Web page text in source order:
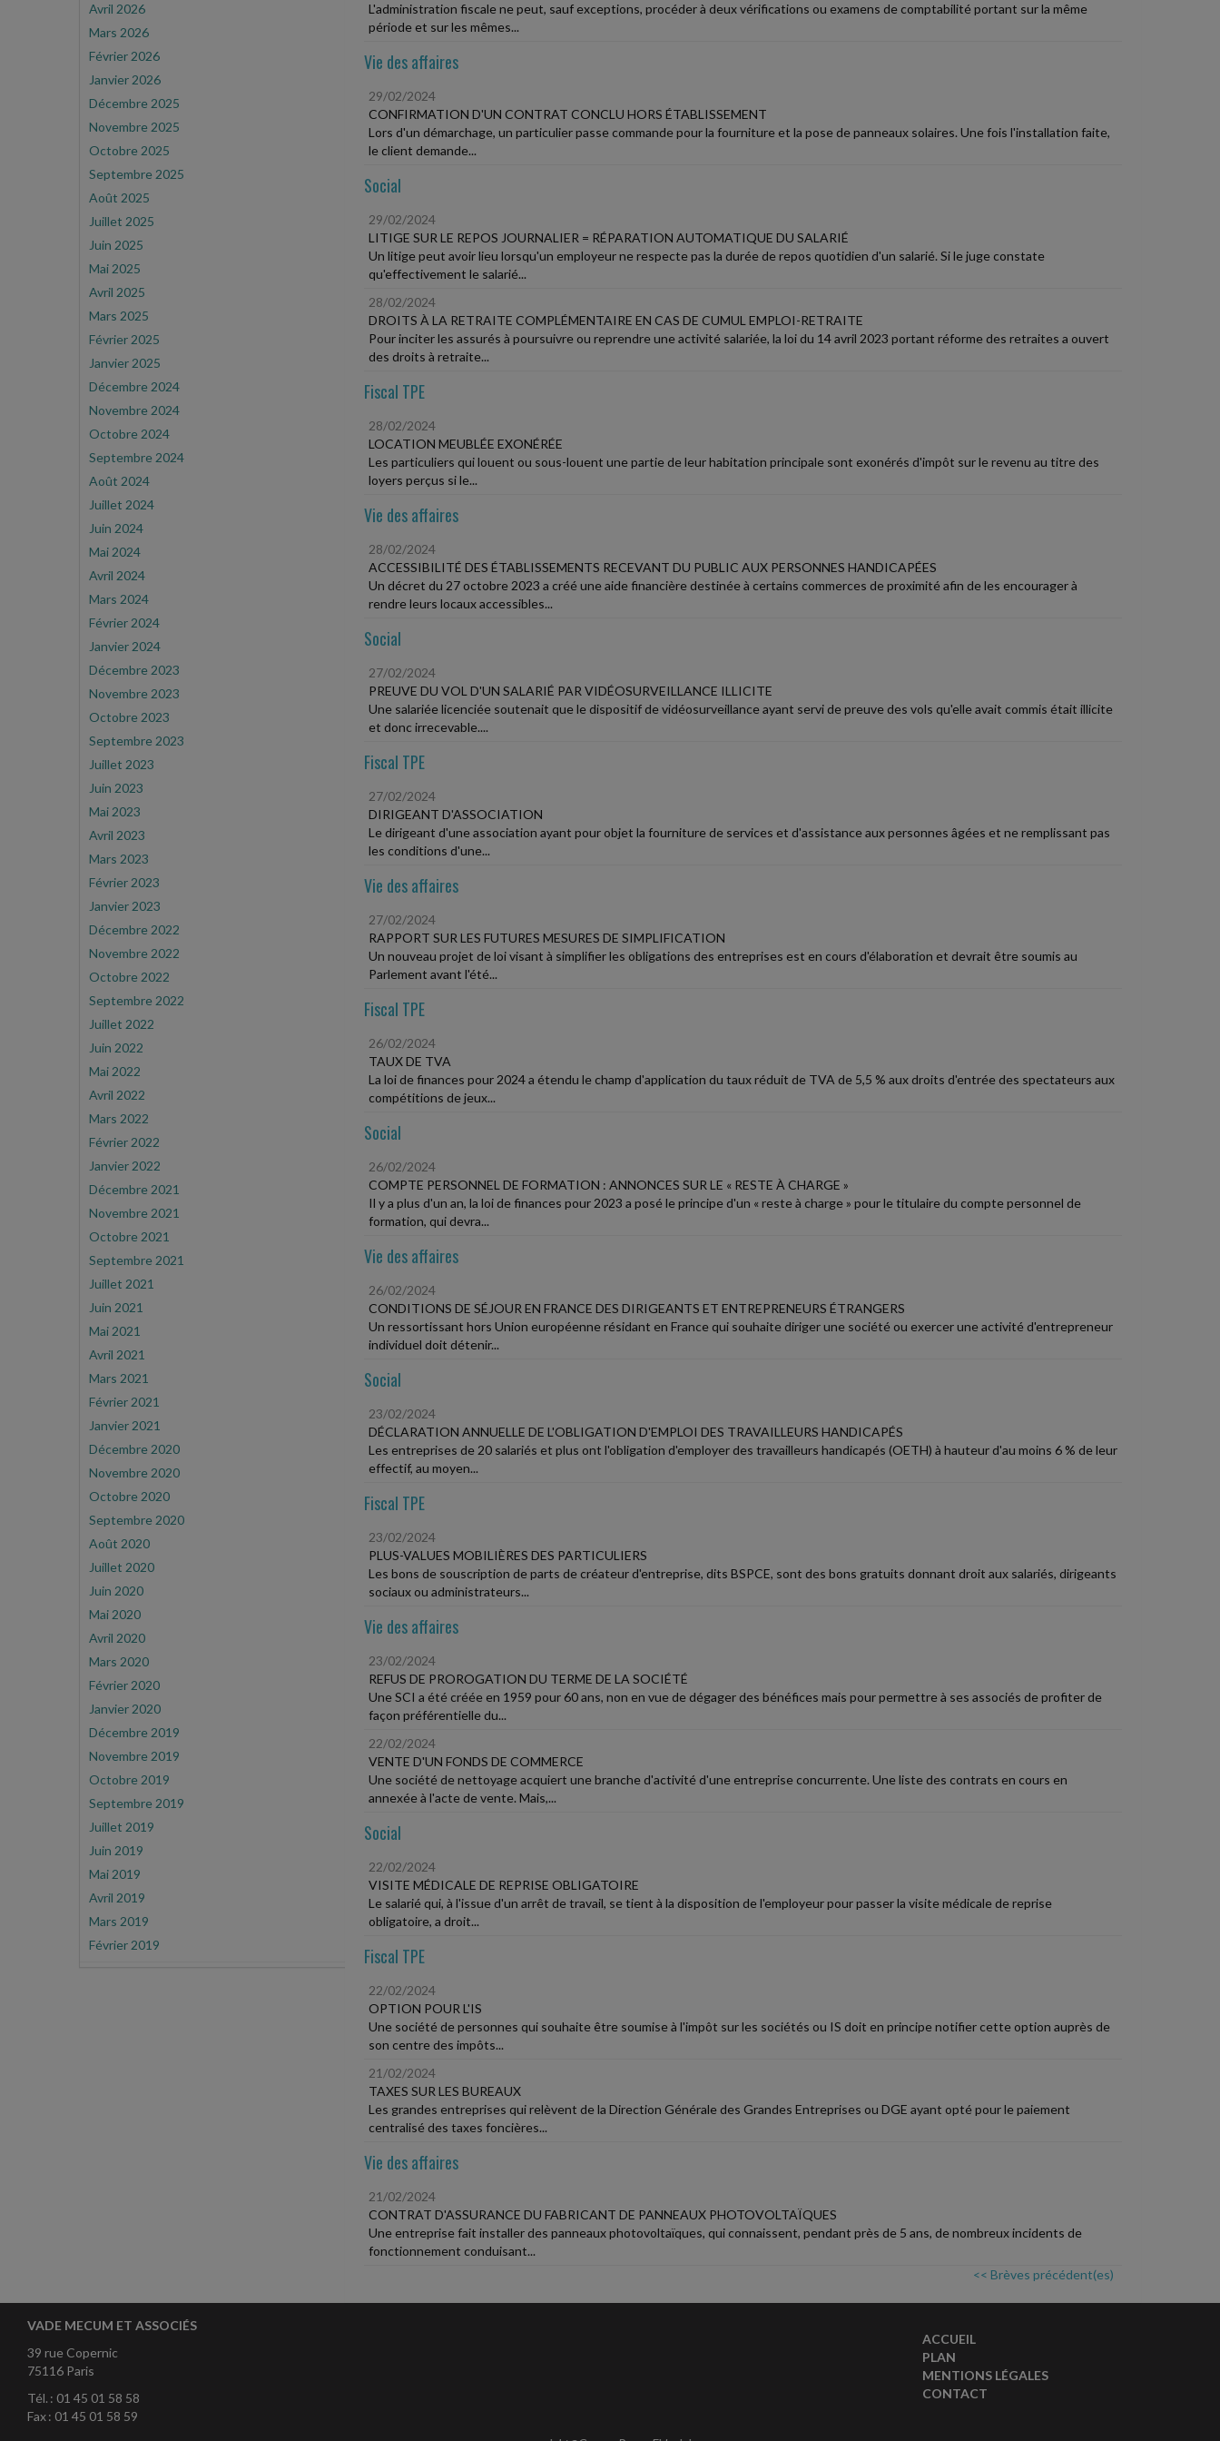
Avril 2026
Mars 2026
Février 2026
Janvier 2026
Décembre 2025
Novembre 2025
Octobre 2025
Septembre 2025
Août 2025
Juillet 2025
Juin 2025
Mai 2025
Avril 2025
Mars 2025
Février 2025
Janvier 2025
Décembre 2024
Novembre 2024
Octobre 2024
Septembre 2024
Août 2024
Juillet 2024
Juin 2024
Mai 2024
Avril 2024
Mars 2024
Février 2024
Janvier 2024
Décembre 2023
Novembre 2023
Octobre 2023
Septembre 2023
Juillet 2023
Juin 2023
Mai 2023
Avril 2023
Mars 2023
Février 2023
Janvier 2023
Décembre 2022
Novembre 2022
Octobre 2022
Septembre 2022
Juillet 2022
Juin 2022
Mai 2022
Avril 2022
Mars 2022
Février 2022
Janvier 2022
Décembre 2021
Novembre 2021
Octobre 2021
Septembre 2021
Juillet 2021
Juin 2021
Mai 2021
Avril 2021
Mars 2021
Février 2021
Janvier 2021
Décembre 2020
Novembre 2020
Octobre 2020
Septembre 2020
Août 2020
Juillet 2020
Juin 2020
Mai 2020
Avril 2020
Mars 2020
Février 2020
Janvier 2020
Décembre 2019
Novembre 2019
Octobre 2019
Septembre 2019
Juillet 2019
Juin 2019
Mai 2019
Avril 2019
Mars 2019
Février 2019
L'administration fiscale ne peut, sauf exceptions, procéder à deux vérifications ou examens de comptabilité portant sur la même
période et sur les mêmes...
Vie des affaires
29/02/2024
CONFIRMATION D'UN CONTRAT CONCLU HORS ÉTABLISSEMENT
Lors d'un démarchage, un particulier passe commande pour la fourniture et la pose de panneaux solaires. Une fois l'installation faite,
le client demande...
Social
29/02/2024
LITIGE SUR LE REPOS JOURNALIER = RÉPARATION AUTOMATIQUE DU SALARIÉ
Un litige peut avoir lieu lorsqu'un employeur ne respecte pas la durée de repos quotidien d'un salarié. Si le juge constate
qu'effectivement le salarié...
28/02/2024
DROITS À LA RETRAITE COMPLÉMENTAIRE EN CAS DE CUMUL EMPLOI-RETRAITE
Pour inciter les assurés à poursuivre ou reprendre une activité salariée, la loi du 14 avril 2023 portant réforme des retraites a ouvert
des droits à retraite...
Fiscal TPE
28/02/2024
LOCATION MEUBLÉE EXONÉRÉE
Les particuliers qui louent ou sous-louent une partie de leur habitation principale sont exonérés d'impôt sur le revenu au titre des
loyers perçus si le...
Vie des affaires
28/02/2024
ACCESSIBILITÉ DES ÉTABLISSEMENTS RECEVANT DU PUBLIC AUX PERSONNES HANDICAPÉES
Un décret du 27 octobre 2023 a créé une aide financière destinée à certains commerces de proximité afin de les encourager à
rendre leurs locaux accessibles...
Social
27/02/2024
PREUVE DU VOL D'UN SALARIÉ PAR VIDÉOSURVEILLANCE ILLICITE
Une salariée licenciée soutenait que le dispositif de vidéosurveillance ayant servi de preuve des vols qu'elle avait commis était illicite
et donc irrecevable....
Fiscal TPE
27/02/2024
DIRIGEANT D'ASSOCIATION
Le dirigeant d'une association ayant pour objet la fourniture de services et d'assistance aux personnes âgées et ne remplissant pas
les conditions d'une...
Vie des affaires
27/02/2024
RAPPORT SUR LES FUTURES MESURES DE SIMPLIFICATION
Un nouveau projet de loi visant à simplifier les obligations des entreprises est en cours d'élaboration et devrait être soumis au
Parlement avant l'été...
Fiscal TPE
26/02/2024
TAUX DE TVA
La loi de finances pour 2024 a étendu le champ d'application du taux réduit de TVA de 5,5 % aux droits d'entrée des spectateurs aux
compétitions de jeux...
Social
26/02/2024
COMPTE PERSONNEL DE FORMATION : ANNONCES SUR LE « RESTE À CHARGE »
Il y a plus d'un an, la loi de finances pour 2023 a posé le principe d'un « reste à charge » pour le titulaire du compte personnel de
formation, qui devra...
Vie des affaires
26/02/2024
CONDITIONS DE SÉJOUR EN FRANCE DES DIRIGEANTS ET ENTREPRENEURS ÉTRANGERS
Un ressortissant hors Union européenne résidant en France qui souhaite diriger une société ou exercer une activité d'entrepreneur
individuel doit détenir...
Social
23/02/2024
DÉCLARATION ANNUELLE DE L'OBLIGATION D'EMPLOI DES TRAVAILLEURS HANDICAPÉS
Les entreprises de 20 salariés et plus ont l'obligation d'employer des travailleurs handicapés (OETH) à hauteur d'au moins 6 % de leur
effectif, au moyen...
Fiscal TPE
23/02/2024
PLUS-VALUES MOBILIÈRES DES PARTICULIERS
Les bons de souscription de parts de créateur d'entreprise, dits BSPCE, sont des bons gratuits donnant droit aux salariés, dirigeants
sociaux ou administrateurs...
Vie des affaires
23/02/2024
REFUS DE PROROGATION DU TERME DE LA SOCIÉTÉ
Une SCI a été créée en 1959 pour 60 ans, non en vue de dégager des bénéfices mais pour permettre à ses associés de profiter de
façon préférentielle du...
22/02/2024
VENTE D'UN FONDS DE COMMERCE
Une société de nettoyage acquiert une branche d'activité d'une entreprise concurrente. Une liste des contrats en cours en
annexée à l'acte de vente. Mais,...
Social
22/02/2024
VISITE MÉDICALE DE REPRISE OBLIGATOIRE
Le salarié qui, à l'issue d'un arrêt de travail, se tient à la disposition de l'employeur pour passer la visite médicale de reprise
obligatoire, a droit...
Fiscal TPE
22/02/2024
OPTION POUR L'IS
Une société de personnes qui souhaite être soumise à l'impôt sur les sociétés ou IS doit en principe notifier cette option auprès de
son centre des impôts...
21/02/2024
TAXES SUR LES BUREAUX
Les grandes entreprises qui relèvent de la Direction Générale des Grandes Entreprises ou DGE ayant opté pour le paiement
centralisé des taxes foncières...
Vie des affaires
21/02/2024
CONTRAT D'ASSURANCE DU FABRICANT DE PANNEAUX PHOTOVOLTAÏQUES
Une entreprise fait installer des panneaux photovoltaïques, qui connaissent, pendant près de 5 ans, de nombreux incidents de
fonctionnement conduisant...
<< Brèves précédent(es)
VADE MECUM ET ASSOCIÉS
39 rue Copernic
75116 Paris
Tél. : 01 45 01 58 58
Fax : 01 45 01 58 59
ACCUEIL
PLAN
MENTIONS LÉGALES
CONTACT